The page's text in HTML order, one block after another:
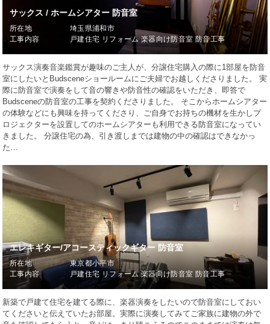
サックス / ホームシアター 防音室
所在地
埼玉県浦和市
工事内容
戸建住宅 リフォーム 楽器向け防音室 防音工事
サックス演奏音楽鑑賞が趣味のご主人が、分譲住宅購入の際に1部屋を防音
室にしたいとBudsceneショールームにご夫婦でお越しくださりました。 実
際に防音室で演奏をして音の響きや防音性の確認をいただき、即答で
Budsceneの防音室の工事を契約くださりました。 そこからホームシアター
の体験などにも興味を持ってくださり、ご自身でお持ちの機材を生かしプ
ロジェクターを設置してのホームシアターも利用できる防音室になってい
きました。 分譲住宅の為、引き渡しまでは建物の中の確認はできなかっ
た…
エレキギター/アコースティックギター 防音室
所在地
東京都小平市
工事内容
戸建住宅 リフォーム 楽器向け防音室 防音工事
新築で戸建て住宅を建てる際に、楽器演奏をしたいので防音室にしておい
てくださいと伝えていたお部屋。実際に演奏してみてご家族に建物の外で